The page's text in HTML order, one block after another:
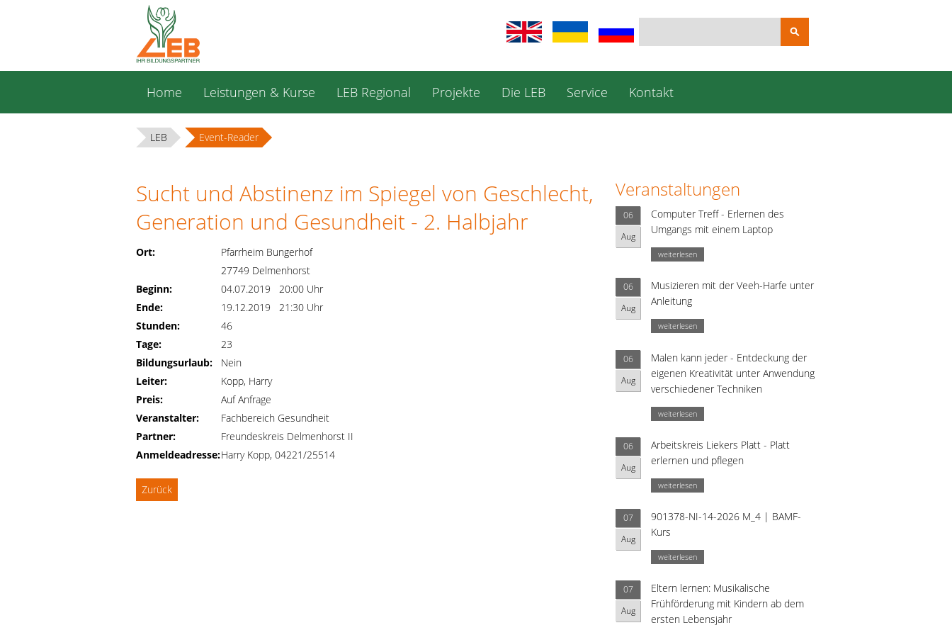
Suchbegriffe
überspringen
Home Leistungen & Kurse LEB Regional Projekte Die LEB Service Kontakt
LEB Event-Reader
Sucht und Abstinenz im Spiegel von Geschlecht,
Generation und Gesundheit - 2. Halbjahr
Ort:
Pfarrheim Bungerhof
27749 Delmenhorst
Beginn:
04.07.2019 20:00 Uhr
Ende:
19.12.2019 21:30 Uhr
Stunden:
46
Tage:
23
Bildungsurlaub:
Nein
Leiter:
Kopp, Harry
Preis:
Auf Anfrage
Veranstalter:
Fachbereich Gesundheit
Partner:
Freundeskreis Delmenhorst II
Anmeldeadresse:Harry Kopp, 04221/25514
Zurück
Veranstaltungen
06
Aug
Computer Treff - Erlernen des
Umgangs mit einem Laptop
weiterlesen
06
Aug
Musizieren mit der Veeh-Harfe unter
Anleitung
weiterlesen
06
Aug
Malen kann jeder - Entdeckung der
eigenen Kreativität unter Anwendung
verschiedener Techniken
weiterlesen
06
Aug
Arbeitskreis Liekers Platt - Platt
erlernen und pflegen
weiterlesen
07
Aug
901378-NI-14-2026 M_4 | BAMF-
Kurs
weiterlesen
07
Aug
Eltern lernen: Musikalische
Frühförderung mit Kindern ab dem
ersten Lebensjahr